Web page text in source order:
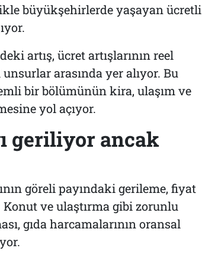
büyükşehirlerde yaşayan ücretli
artış, ücret artışlarının reel
arasında yer alıyor. Bu
bir bölümünün kira, ulaşım ve
yol açıyor.
geriliyor ancak
göreli payındaki gerileme, fiyat
Konut ve ulaştırma gibi zorunlu
gıda harcamalarının oransal